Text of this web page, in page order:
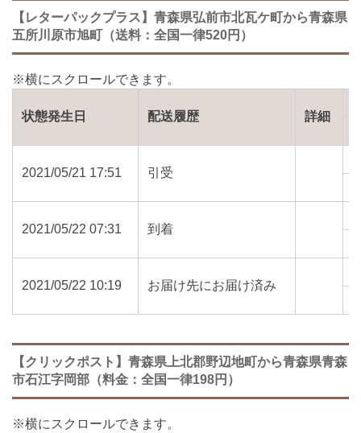
【レターパックプラス】青森県弘前市北瓦ケ町から青森県
五所川原市旭町（送料：全国一律520円）
状態発生日 配送履歴 詳細
2021/05/21 17:51 引受
2021/05/22 07:31 到着
2021/05/22 10:19 お届け先にお届け済み
【クリックポスト】青森県上北郡野辺地町から青森県青森
市石江字岡部（料金：全国一律198円）